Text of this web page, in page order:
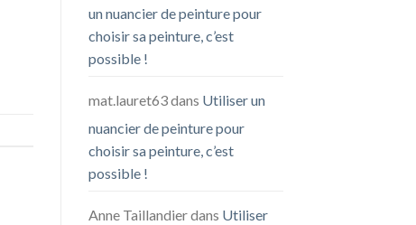
un nuancier de peinture pour
choisir sa peinture, c’est
possible !
mat.lauret63dans Utiliser un
nuancier de peinture pour
choisir sa peinture, c’est
possible !
Anne Taillandierdans Utiliser